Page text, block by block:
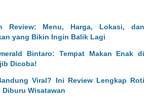
Review: Menu, Harga, Lokasi, dan
yang Bikin Ingin Balik Lagi
Bintaro: Tempat Makan Enak di
Dicoba!
Viral? Ini Review Lengkap Roti
Wisatawan